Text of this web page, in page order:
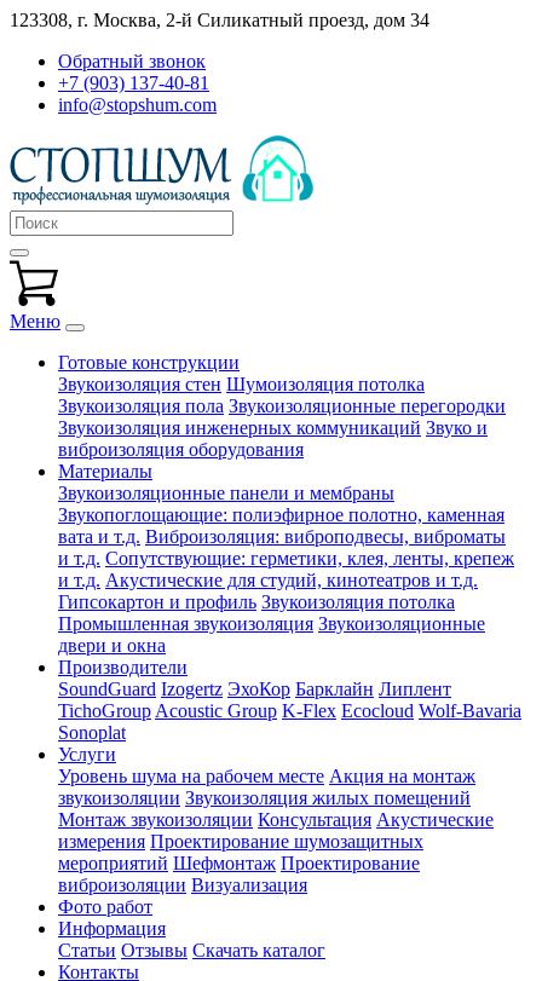
123308, г. Москва, 2-й Силикатный проезд, дом 34
Обратный звонок
+7 (903) 137-40-81
info@stopshum.com
Меню
Готовые конструкции
Звукоизоляция стен Шумоизоляция потолка
Звукоизоляция пола Звукоизоляционные перегородки
Звукоизоляция инженерных коммуникаций Звуко и
виброизоляция оборудования
Материалы
Звукоизоляционные панели и мембраны
Звукопоглощающие: полиэфирное полотно, каменная
вата и т.д. Виброизоляция: виброподвесы, виброматы
и т.д. Сопутствующие: герметики, клея, ленты, крепеж
и т.д. Акустические для студий, кинотеатров и т.д.
Гипсокартон и профиль Звукоизоляция потолка
Промышленная звукоизоляция Звукоизоляционные
двери и окна
Производители
SoundGuard Izogertz ЭхоКор Барклайн Липлент
TichoGroup Acoustic Group K-Flex Ecocloud Wolf-Bavaria
Sonoplat
Услуги
Уровень шума на рабочем месте Акция на монтаж
звукоизоляции Звукоизоляция жилых помещений
Монтаж звукоизоляции Консультация Акустические
измерения Проектирование шумозащитных
мероприятий Шефмонтаж Проектирование
виброизоляции Визуализация
Фото работ
Информация
Статьи Отзывы Скачать каталог
Контакты